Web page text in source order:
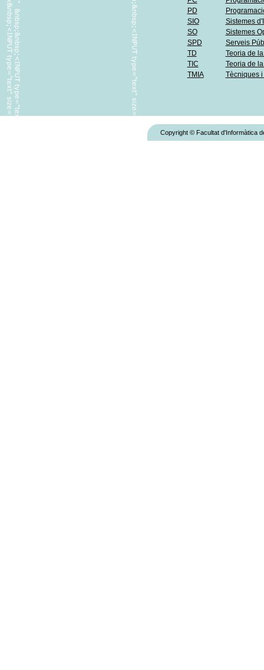
PD
SIO
Sistemes
SO
Sistemes
SPD
Serveis
TD
Teoria de
TIC
Teoria de
TMIA
Tècniques
Copyright © Facultat d'Informàtica